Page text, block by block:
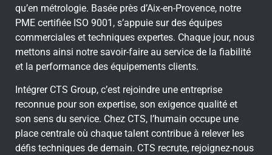
qu’en métrologie. Basée près d’Aix-en-Provence, notre
PME certifiée ISO 9001, s’appuie sur des équipes
commerciales et techniques expertes. Chaque jour, nous
mettons ainsi notre savoir-faire au service de la fiabilité
et la performance des équipements clients.
Intégrer CTS Group, c’est rejoindre une entreprise
reconnue pour son expertise, son exigence qualité et
son sens du service. Chez CTS, l’humain occupe une
place centrale où chaque talent contribue à relever les
défis techniques de demain. CTS recrute, rejoignez-nous